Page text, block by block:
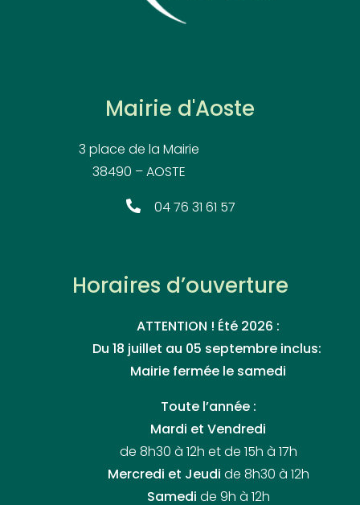
Mairie d'Aoste
3 place de la Mairie
38490 – AOSTE
04 76 31 61 57
Horaires d’ouverture
ATTENTION ! Été 2026 :
Du 18 juillet au 05 septembre inclus:
Mairie fermée le samedi
Toute l’année :
Mardi et Vendredi
de 8h30 à 12h et de 15h à 17h
Mercredi et Jeudi de 8h30 à 12h
Samedi de 9h à 12h